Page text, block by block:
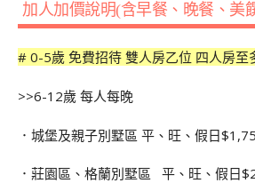
加人加價說明(含早餐、晚餐、美
# 0-5歲 免費招待 雙人房乙位 四人房至
>>6-12歲 每人每晚
．城堡及親子別墅區 平、旺、假日
．莊園區、格蘭別墅區 平、旺、假日